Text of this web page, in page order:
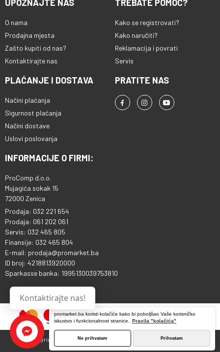
promarket.ba koristi kolačiće kako bi poboljšao Vaše korisničko
iskustvo i funkcionalnost stranice.
Pravila "kolačića"
Ne prihvatam Prihvatam
UPOZNAJTE NAS
O nama
Prodajna mjesta
Zašto kupiti od nas?
Kontaktirajte nas
TREBATE POMOĆ?
Kako se registrovati?
Kako naručiti?
Reklamacija i povrati
Servis
PLAĆANJE I DOSTAVA
Načini plaćanja
Sigurnost plaćanja
Načini dostave
Uslovi poslovanja
PRATITE NAS
INFORMACIJE O FIRMI:
ProComp d.o.o.
Mujagića sokak 15
72000 Zenica
Prodaja: 032 221 654
Prodaja: 061 202 061
Servis: 032 465 805
Finansije: 032 465 804
E-mail: prodaja@promarket.ba
ID broj: 4218813920000
Sparkasse banka: 1995130039753810
Copyright © 2013 - 2026 ProComp d.o.o. Sva prava pridržana.
Kontaktirajte nas!